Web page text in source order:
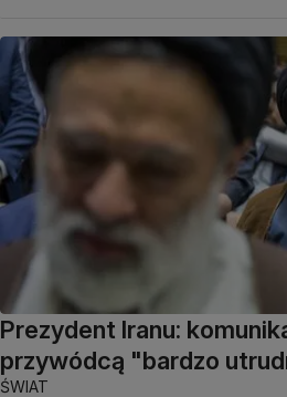
Prezydent Iranu:
przywódcą "bardzo
ŚWIAT